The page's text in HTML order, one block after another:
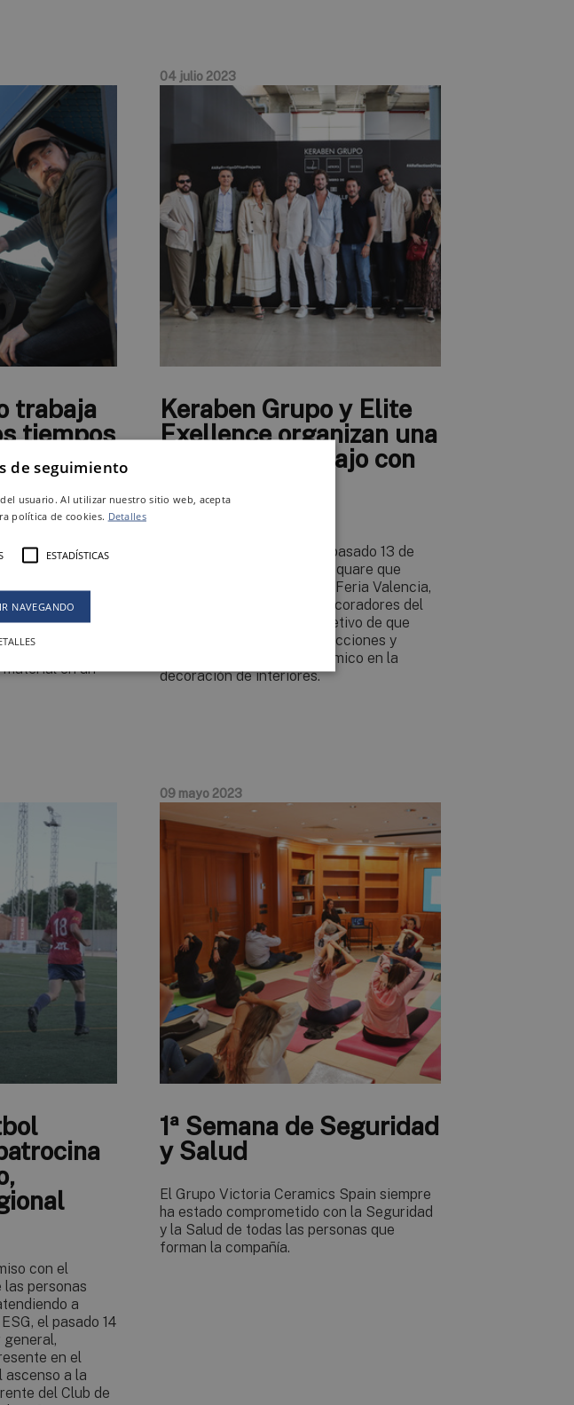
trabaja
tiempos
la
el proyecto
la reserva de
cargar. Además,
para
agrupar
en un
04 julio 2023
Keraben Grupo y Elite
Exellence organizan una
jornada de trabajo con
decoradores
El encuentro tuvo lugar el pasado 13 de
junio en el showroom The Square que
Keraben Grupo dispone en Feria Valencia,
y reunió a interioristas y decoradores del
ámbito nacional, con el objetivo de que
conocieran las últimas colecciones y
tendencias del sector cerámico en la
decoración de interiores.
con el
personas
a
el pasado 14
general,
en el
ascenso a la
del Club de
09 mayo 2023
1ª Semana de Seguridad
y Salud
El Grupo Victoria Ceramics Spain siempre
ha estado comprometido con la Seguridad
y la Salud de todas las personas que
forman la compañía.
de seguimiento
usuario. Al utilizar nuestro sitio web, acepta
política de cookies. Detalles
ESTADÍSTICAS
NAVEGANDO